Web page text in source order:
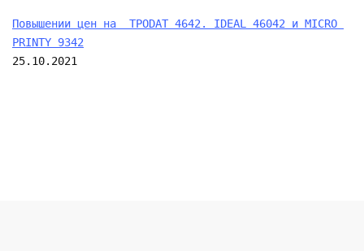
Повышении цен на  TPODAT 4642. IDEAL 46042 и MICRO
PRINTY 9342
25.10.2021